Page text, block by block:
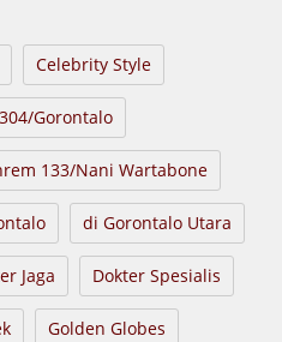
Celebrity Style
Gorontalo
133/Nani Wartabone
di Gorontalo Utara
Jaga Dokter Spesialis
Golden Globes